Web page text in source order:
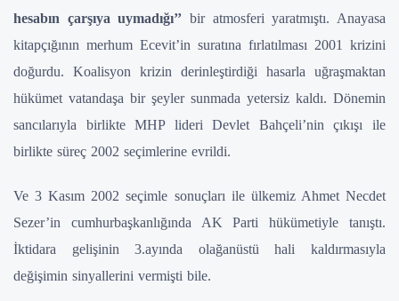
hesabın çarşıya uymadığı’’ bir atmosferi yaratmıştı. Anayasa
kitapçığının merhum Ecevit’in suratına fırlatılması 2001 krizini
doğurdu. Koalisyon krizin derinleştirdiği hasarla uğraşmaktan
hükümet vatandaşa bir şeyler sunmada yetersiz kaldı. Dönemin
sancılarıyla birlikte MHP lideri Devlet Bahçeli’nin çıkışı ile
birlikte süreç 2002 seçimlerine evrildi.
Ve 3 Kasım 2002 seçimle sonuçları ile ülkemiz Ahmet Necdet
Sezer’in cumhurbaşkanlığında AK Parti hükümetiyle tanıştı.
İktidara gelişinin 3.ayında olağanüstü hali kaldırmasıyla
değişimin sinyallerini vermişti bile.